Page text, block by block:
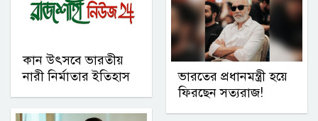
কান উৎসবে ভারতীয়
নারী নির্মাতার ইতিহাস
ভারতের প্রধানমন্ত্রী হয়ে
ফিরছেন সত্যরাজ!